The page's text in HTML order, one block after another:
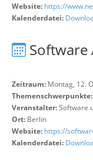
Website: https://
Kalenderdatei:
Software
Zeitraum: Montag, 12.
Themenschwerpunkte:
Veranstalter:Software
Ort: Berlin
Website: https://
Kalenderdatei: